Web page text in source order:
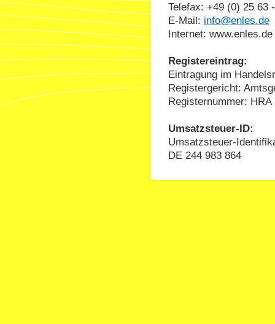
Telefax: +49 (0) 25 63
E-Mail: info@enles.de
Internet: www.enles.de
Registereintrag:
Eintragung im
Registergericht:
Registernummer: HRA
Umsatzsteuer-ID:
Umsatzsteuer-
DE 244 983 864